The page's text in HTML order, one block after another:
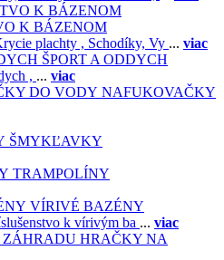
K BÁZENOM
plachty , Schodíky, Vy ... viac
ŠPORT A ODDYCH
, ... viac
NAFUKOVAČKY
ŠMYKĽAVKY
TRAMPOLÍNY
VÍRIVÉ BAZÉNY
k vírivým ba ... viac
HRAČKY NA